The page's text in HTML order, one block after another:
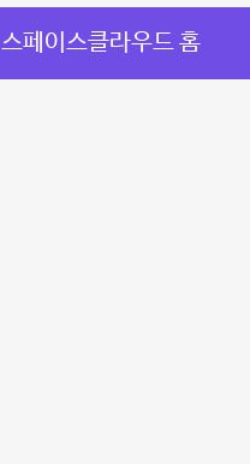
스페이스클라우드 홈